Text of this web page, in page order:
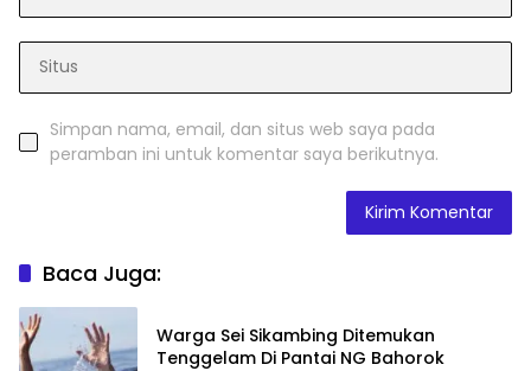
Simpan nama, email, dan situs web saya pada
peramban ini untuk komentar saya berikutnya.
Baca Juga:
Warga Sei Sikambing Ditemukan
Tenggelam Di Pantai NG Bahorok